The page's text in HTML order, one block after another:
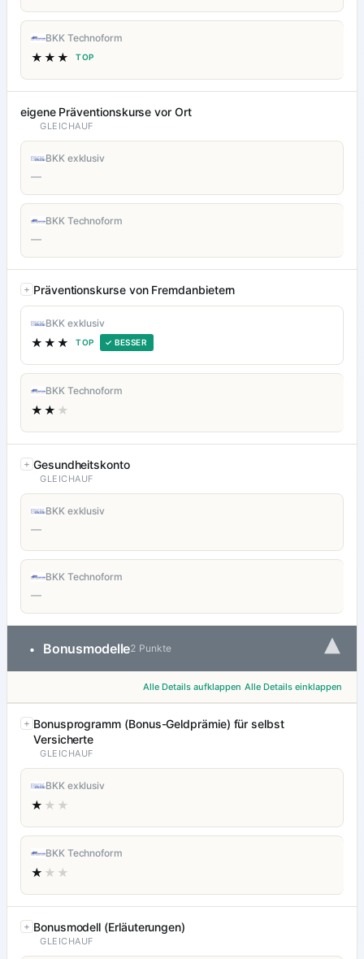
BKK Technoform
★★★ TOP
eigene Präventionskurse vor Ort
GLEICHAUF
BKK exklusiv
—
BKK Technoform
—
Präventionskurse von Fremdanbietern
BKK exklusiv
★★★ TOP ✓ BESSER
BKK Technoform
★★ ★
Gesundheitskonto
GLEICHAUF
BKK exklusiv
—
BKK Technoform
—
• Bonusmodelle2 Punkte ▾
Alle Details aufklappen Alle Details einklappen
Bonusprogramm (Bonus-Geldprämie) für selbst
Versicherte
GLEICHAUF
BKK exklusiv
★ ★★
BKK Technoform
★ ★★
Bonusmodell (Erläuterungen)
GLEICHAUF